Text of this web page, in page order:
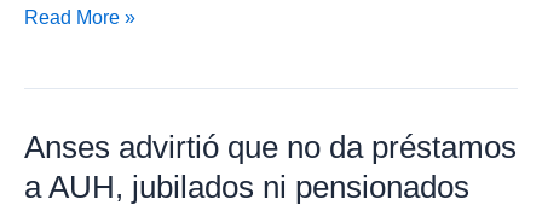
Asignación
no
puede
solicitar
Read More »
Anses advirtió que no da préstamos
a AUH, jubilados ni pensionados